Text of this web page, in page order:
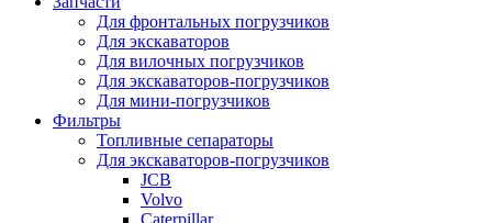
Для фронтальных погрузчиков
Для экскаваторов
Для вилочных погрузчиков
Для экскаваторов-погрузчиков
Для мини-погрузчиков
Фильтры
Топливные сепараторы
Для экскаваторов-погрузчиков
JCB
Volvo
Caterpillar